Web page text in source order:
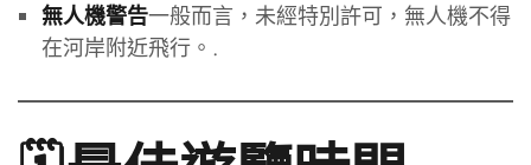
無人機警告一般而言，未經特別許可，無人機不得
在河岸附近飛行。.